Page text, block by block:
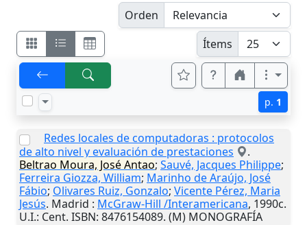
Orden
Ítems
p. 1
Redes locales de computadoras : protocolos
de alto nivel y evaluación de prestaciones
.
Beltrao Moura, José Antao; Sauvé, Jacques Philippe;
Ferreira Giozza, William; Marinho de Araújo, José
Fábio; Olivares Ruiz, Gonzalo; Vicente Pérez, Maria
Jesús. Madrid : McGraw-Hill /Interamericana, 1990c.
U.I.: Cent. ISBN: 8476154089. (M) MONOGRAFÍA